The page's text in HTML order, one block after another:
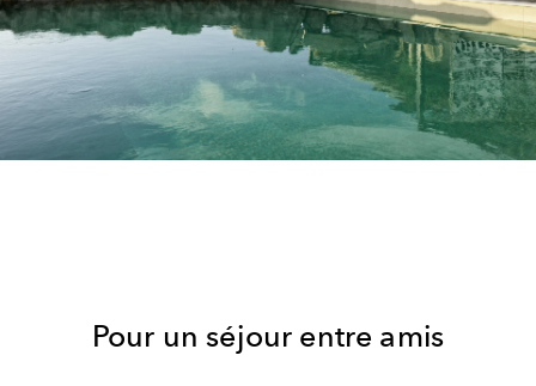
Pour un séjour entre amis